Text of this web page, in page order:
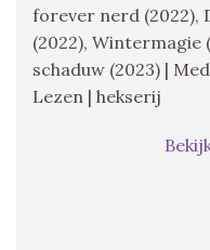
forever nerd (2022),
(2022), Wintermagie
schaduw (2023) |
Lezen | hekserij